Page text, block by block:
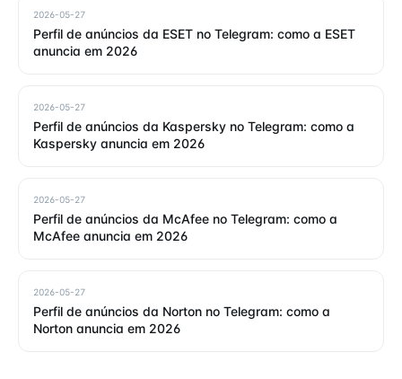
2026-05-27
Perfil de anúncios da ESET no Telegram: como a ESET
anuncia em 2026
2026-05-27
Perfil de anúncios da Kaspersky no Telegram: como a
Kaspersky anuncia em 2026
2026-05-27
Perfil de anúncios da McAfee no Telegram: como a
McAfee anuncia em 2026
2026-05-27
Perfil de anúncios da Norton no Telegram: como a
Norton anuncia em 2026